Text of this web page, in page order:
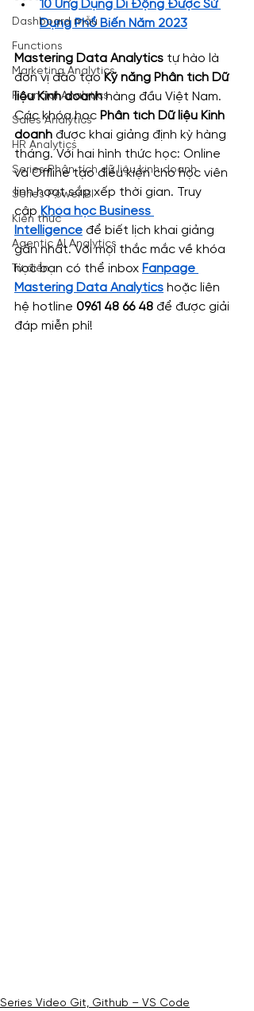
Dashboard mẫu
Functions
Marketing Analytics
Financial Analytics
Sales Analytics
HR Analytics
Series Phân tích dữ liệu kinh doanh
Series Power BI
Kiến thức
Agentic AI Analytics
Từ điển
10 Ứng Dụng Di Động Được Sử
Dụng Phổ Biến Năm 2023
Mastering Data Analytics tự hào là
đơn vị đào tạo Kỹ năng Phân tích Dữ
liệu Kinh doanh hàng đầu Việt Nam.
Các khóa học Phân tích Dữ liệu Kinh
doanh được khai giảng định kỳ hàng
tháng. Với hai hình thức học: Online
và Offline tạo điều kiện cho học viên
linh hoạt sắp xếp thời gian. Truy
cập Khóa học Business
Intelligence để biết lịch khai giảng
gần nhất. Với mọi thắc mắc về khóa
học bạn có thể inbox Fanpage
Mastering Data Analytics hoặc liên
hệ hotline 0961 48 66 48 để được giải
đáp miễn phí!
Series Video Git, Github – VS Code